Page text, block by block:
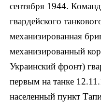
сентября 1944.
гвардейского
механизированная
механизированный
Украинский фронт)
первым на танке
населенный пункт